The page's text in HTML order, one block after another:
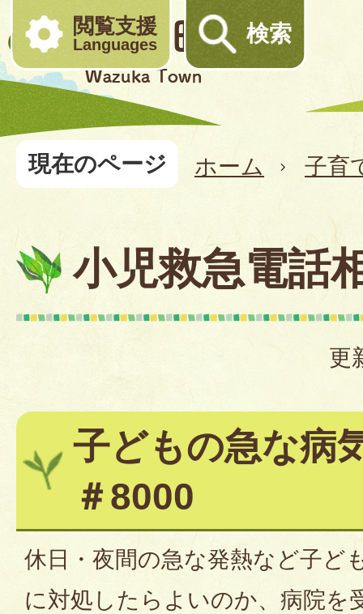
閲覧支援
Languages 検索
現在のページ ホーム 子育
小児救急電話
更
子どもの急な病
＃8000
休日・夜間の急な発熱など子ど
に対処したらよいのか、病院を